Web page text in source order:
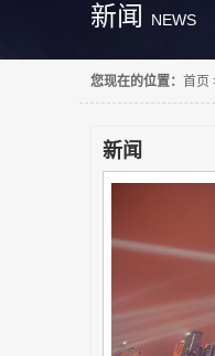
新闻 NEWS
您现在的位置： 首页
新闻